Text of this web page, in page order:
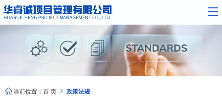
当前位置： 首 页  政策法规